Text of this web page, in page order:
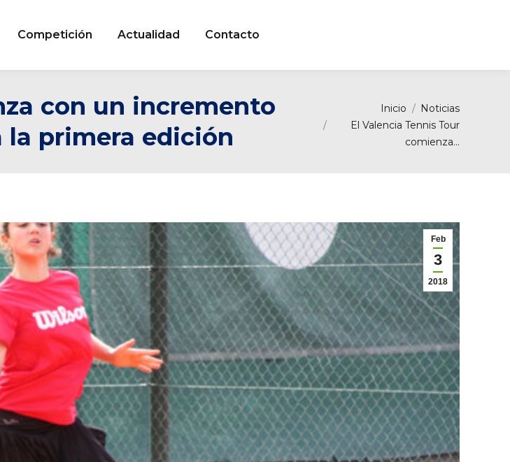
Competición Actualidad Contacto
con un incremento
la primera edición
Inicio
Noticias
El Valencia Tennis Tour
comienza…
Feb
3
2018